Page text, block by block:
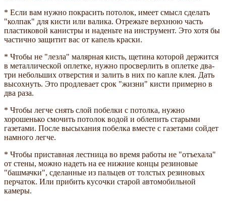
* Если вам нужно покрасить потолок, имеет смысл сделать
"колпак" для кисти или валика. Отрежьте верхнюю часть
пластиковой канистры и наденьте на инструмент. Это хотя бы
частично защитит вас от капель краски.
* Чтобы не "лезла" малярная кисть, щетина которой держится
в металлической оплетке, нужно просверлить в оплетке два-
три небольших отверстия и залить в них по капле клея. Дать
высохнуть. Это продлевает срок "жизни" кисти примерно в
два раза.
* Чтобы легче снять слой побелки с потолка, нужно
хорошенько смочить потолок водой и облепить старыми
газетами. После высыхания побелка вместе с газетами сойдет
намного легче.
* Чтобы приставная лестница во время работы не "отъехала"
от стены, можно надеть на ее нижние концы резиновые
"башмачки", сделанные из пальцев от толстых резиновых
перчаток. Или прибить кусочки старой автомобильной
камеры.